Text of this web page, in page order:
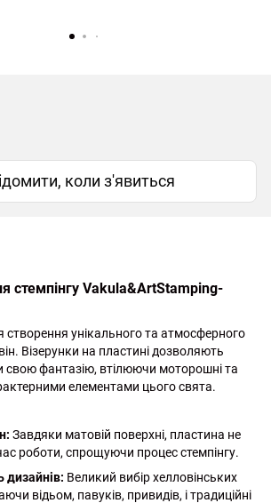
коли з'явиться
стемпінгу Vakula&ArtStamping-
створення унікального та атмосферного
Візерунки на пластині дозволяють
свою фантазію, втілюючи моторошні та
елементами цього свята.
Завдяки матовій поверхні, пластина не
роботи, спрощуючи процес стемпінгу.
дизайнів: Великий вибір хелловінських
відьом, павуків, привидів, і традиційні